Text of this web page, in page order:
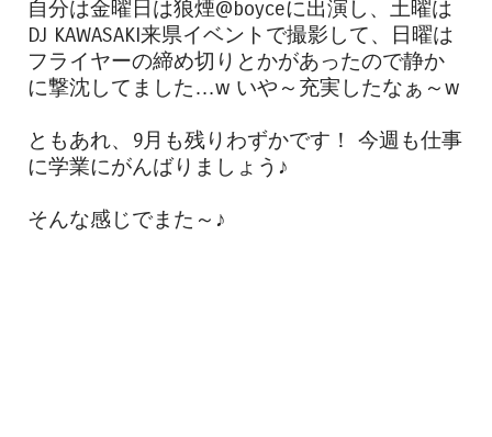
自分は金曜日は狼煙@boyceに出演し、土曜は
DJ KAWASAKI来県イベントで撮影して、日曜は
フライヤーの締め切りとかがあったので静か
に撃沈してました…w いや～充実したなぁ～w
ともあれ、9月も残りわずかです！ 今週も仕事
に学業にがんばりましょう♪
そんな感じでまた～♪